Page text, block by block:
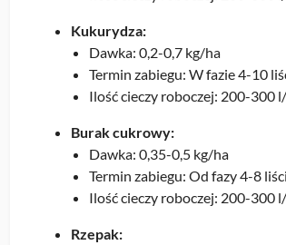
Kukurydza:
Dawka: 0,2-0,7 kg/ha
Termin zabiegu: W fazie 4-10
Ilość cieczy roboczej: 200-300
Burak cukrowy:
Dawka: 0,35-0,5 kg/ha
Termin zabiegu: Od fazy 4-8
Ilość cieczy roboczej: 200-300
Rzepak: